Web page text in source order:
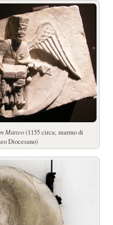
Matteo(1155 circa; marmo di
Diocesano)